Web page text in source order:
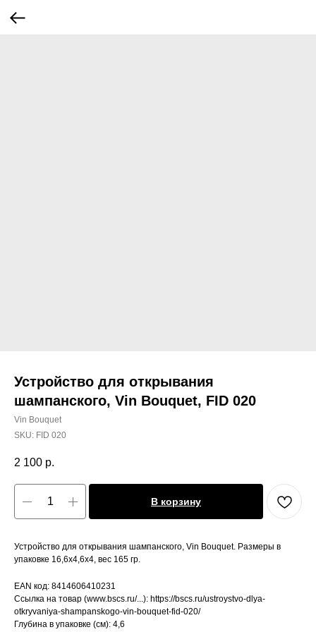
Устройство для открывания
шампанского, Vin Bouquet, FID 020
Vin Bouquet
SKU: FID 020
2 100 р.
В корзину
Устройство для открывания шампанского, Vin Bouquet. Размеры в
упаковке 16,6х4,6х4, вес 165 гр.
EAN код: 8414606410231
Ссылка на товар (www.bscs.ru/...): https://bscs.ru/ustroystvo-dlya-
otkryvaniya-shampanskogo-vin-bouquet-fid-020/
Глубина в упаковке (см): 4,6